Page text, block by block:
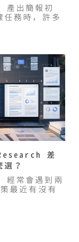
產出簡報初
務時，許多
差
？
經常會遇到兩
最近有沒有